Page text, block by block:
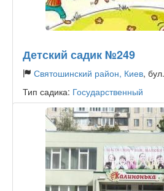
Детский садик №249
Святошинский район, Киев,
Тип садика: Государственный